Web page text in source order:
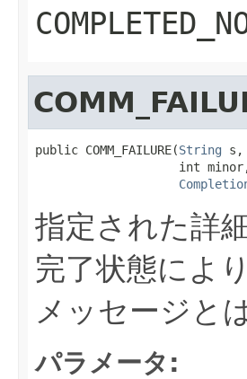
public COMM_FAILURE(String s,
int
指定された詳
完了状態により
メッセージと
パラメータ: